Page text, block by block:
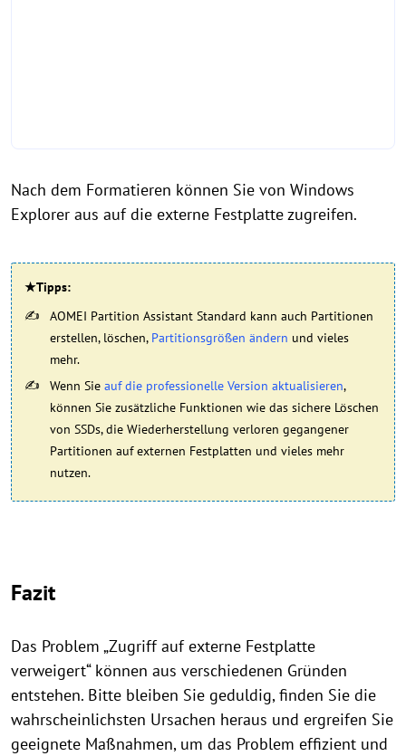
Nach dem Formatieren können Sie von Windows
Explorer aus auf die externe Festplatte zugreifen.
★Tipps:
AOMEI Partition Assistant Standard kann auch Partitionen
erstellen, löschen, Partitionsgrößen ändern und vieles
mehr.
Wenn Sie auf die professionelle Version aktualisieren,
können Sie zusätzliche Funktionen wie das sichere Löschen
von SSDs, die Wiederherstellung verloren gegangener
Partitionen auf externen Festplatten und vieles mehr
nutzen.
Fazit
Das Problem „Zugriff auf externe Festplatte
verweigert“ können aus verschiedenen Gründen
entstehen. Bitte bleiben Sie geduldig, finden Sie die
wahrscheinlichsten Ursachen heraus und ergreifen Sie
geeignete Maßnahmen, um das Problem effizient und